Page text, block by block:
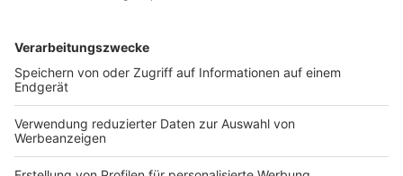
Düsseldorf
Weiterbildung bei der Agentur für Arbeit in Düsseldorf
Der Düsseldorfer Arbeitsmarkt 2024/25
Das ANTENNE-Job- und Ausbildungsportal